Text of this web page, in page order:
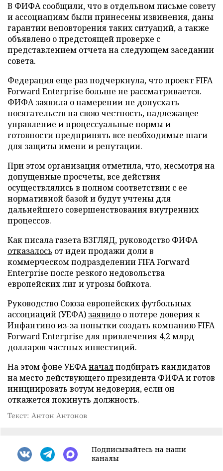
В ФИФА сообщили, что в отдельном письме совету
и ассоциациям были принесены извинения, даны
гарантии неповторения таких ситуаций, а также
объявлено о предстоящей проверке с
представлением отчета на следующем заседании
совета.
Федерация еще раз подчеркнула, что проект FIFA
Forward Enterprise больше не рассматривается.
ФИФА заявила о намерении не допускать
посягательств на свою честность, надлежащее
управление и процессуальные нормы и
готовности предпринять все необходимые шаги
для защиты имени и репутации.
При этом организация отметила, что, несмотря на
допущенные просчеты, все действия
осуществлялись в полном соответствии с ее
нормативной базой и будут учтены для
дальнейшего совершенствования внутренних
процессов.
Как писала газета ВЗГЛЯД, руководство ФИФА
отказалось от идеи продажи доли в
коммерческом подразделении FIFA Forward
Enterprise после резкого недовольства
европейских лиг и угрозы бойкота.
Руководство Союза европейских футбольных
ассоциаций (УЕФА) заявило о потере доверия к
Инфантино из-за попытки создать компанию FIFA
Forward Enterprise для привлечения 4,2 млрд
долларов частных инвестиций.
На этом фоне УЕФАначалподбирать кандидатов
на место действующего президента ФИФА и готов
инициировать вотум недоверия, если он
откажется покинуть должность.
Текст: Антон Антонов
Подписывайтесь на наши
каналы